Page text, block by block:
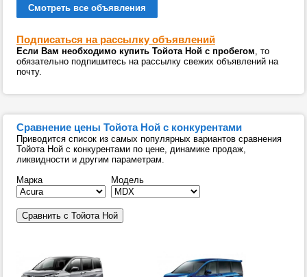
Смотреть все объявления
Подписаться на рассылку объявлений
Если Вам необходимо купить Тойота Ной с пробегом, то
обязательно подпишитесь на рассылку свежих объявлений на
почту.
Сравнение цены Тойота Ной с конкурентами
Приводится список из самых популярных вариантов сравнения
Тойота Ной с конкурентами по цене, динамике продаж,
ликвидности и другим параметрам.
Марка
Модель